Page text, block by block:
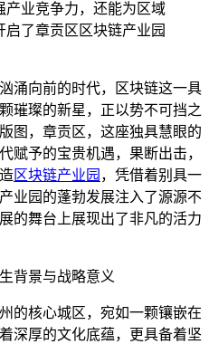
产业竞争力，还能为区域
了章贡区区块链产业园
涌向前的时代，区块链这一具
璀璨的新星，正以势不可挡之
图，章贡区，这座独具慧眼的
赋予的宝贵机遇，果断出击，
区块链产业园 ，凭借着别具一
业园的蓬勃发展注入了源源不
的舞台上展现出了非凡的活力
背景与战略意义
的核心城区，宛如一颗镶嵌在
深厚的文化底蕴，更具备着坚